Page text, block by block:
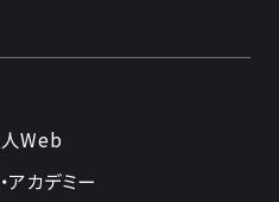
Web
アカデミー